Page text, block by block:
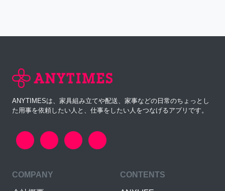
ANYTIMESは、家具組み立てや配送、家事などの日常のちょっとし
た用事を依頼したい人と、仕事をしたい人をつなげるアプリです。
COMPANY CONTENTS